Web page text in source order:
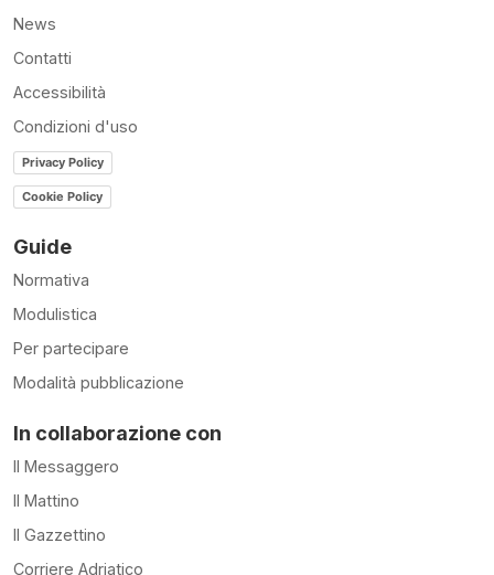
News
Contatti
Accessibilità
Condizioni d'uso
Privacy Policy
Cookie Policy
Guide
Normativa
Modulistica
Per partecipare
Modalità pubblicazione
In collaborazione con
Il Messaggero
Il Mattino
Il Gazzettino
Corriere Adriatico